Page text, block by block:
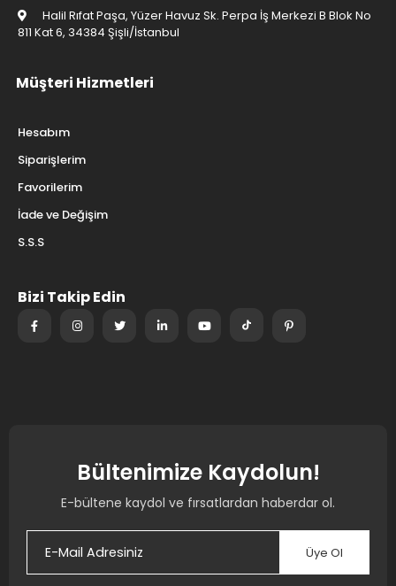
Halil Rıfat Paşa, Yüzer Havuz Sk. Perpa İş Merkezi B Blok No
811 Kat 6, 34384 Şişli/İstanbul
Müşteri Hizmetleri
Hesabım
Siparişlerim
Favorilerim
İade ve Değişim
S.S.S
Bizi Takip Edin
Bültenimize Kaydolun!
E-bültene kaydol ve fırsatlardan haberdar ol.
Üye Ol